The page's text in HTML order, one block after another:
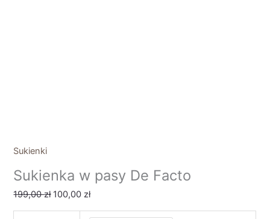
Sukienki
Sukienka w pasy De Facto
199,00zł 100,00zł